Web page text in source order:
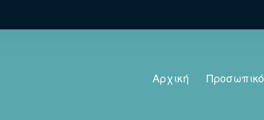
Αρχική Προσωπικό